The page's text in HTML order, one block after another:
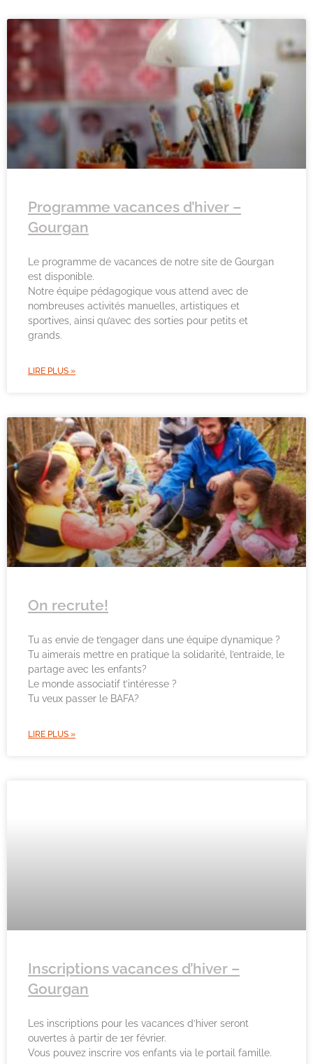
Programme vacances d’hiver –
Gourgan
Le programme de vacances de notre site de Gourgan
est disponible.
Notre équipe pédagogique vous attend avec de
nombreuses activités manuelles, artistiques et
sportives, ainsi qu’avec des sorties pour petits et
grands.
LIRE PLUS »
On recrute!
Tu as envie de t’engager dans une équipe dynamique ?
Tu aimerais mettre en pratique la solidarité, l’entraide, le
partage avec les enfants?
Le monde associatif t’intéresse ?
Tu veux passer le BAFA?
LIRE PLUS »
Inscriptions vacances d’hiver –
Gourgan
Les inscriptions pour les vacances d’hiver seront
ouvertes à partir de 1er février.
Vous pouvez inscrire vos enfants via le portail famille.